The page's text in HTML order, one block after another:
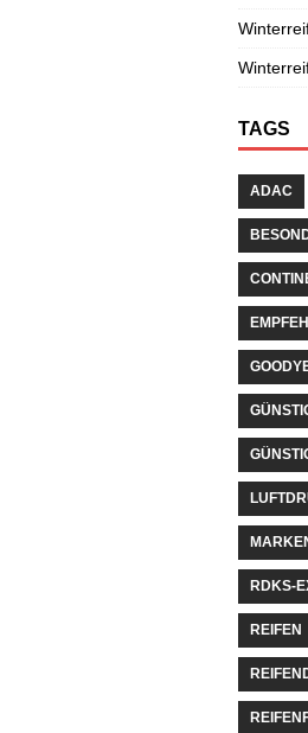
TAGS
ADAC
RDKS-
REIFEN